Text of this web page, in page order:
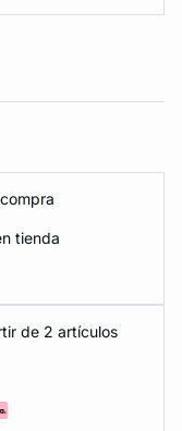
tienda
de 2 artículos